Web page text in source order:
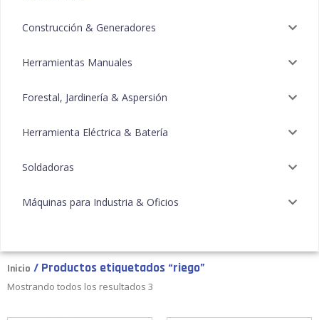
Construcción & Generadores
Herramientas Manuales
Forestal, Jardinería & Aspersión
Herramienta Eléctrica & Batería
Soldadoras
Máquinas para Industria & Oficios
Inicio / Productos etiquetados “riego”
Mostrando todos los resultados 3